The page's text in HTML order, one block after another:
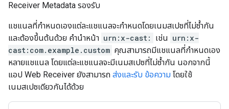
Receiver Metadata รองรับ
แชแนลที่กำหนดเองแต่ละแชแนลจะกำหนดโดยเนมสเปซที่ไม่ซ้ำกัน
และต้องขึ้นต้นด้วย คำนำหน้า urn:x-cast: เช่น urn:x-
cast:com.example.custom คุณสามารถมีแชแนลที่กำหนดเอง
หลายแชแนล โดยแต่ละแชแนลจะมีเนมสเปซที่ไม่ซ้ำกัน นอกจากนี้
แอป Web Receiver ยังสามารถ ส่งและรับ ข้อความ โดยใช้
เนมสเปซเดียวกันได้ด้วย